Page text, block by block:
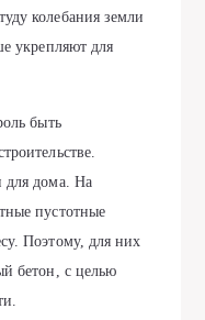
колебания земли
укрепляют для
быть
для дома. На
пустотные
Поэтому, для них
бетон, с целью